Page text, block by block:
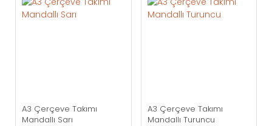
A3 Çerçeve Takımı
Mandallı Sarı
A3 Çerçeve Takımı
Mandallı Turuncu